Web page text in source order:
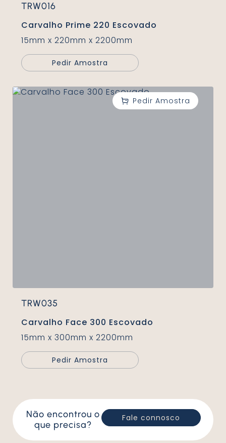
TRW016
Carvalho Prime 220 Escovado
15mm x 220mm x 2200mm
Pedir Amostra
TRW035
Carvalho Face 300 Escovado
15mm x 300mm x 2200mm
Pedir Amostra
Não encontrou o
que precisa?
Fale connosco